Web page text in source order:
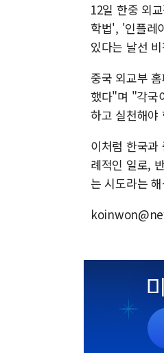
12일 한중 외
학법', '인플레
있다는 날선
중국 외교부
했다"며 "각국
하고 실천해야
이처럼 한국과
례적인 일로,
는 시도라는